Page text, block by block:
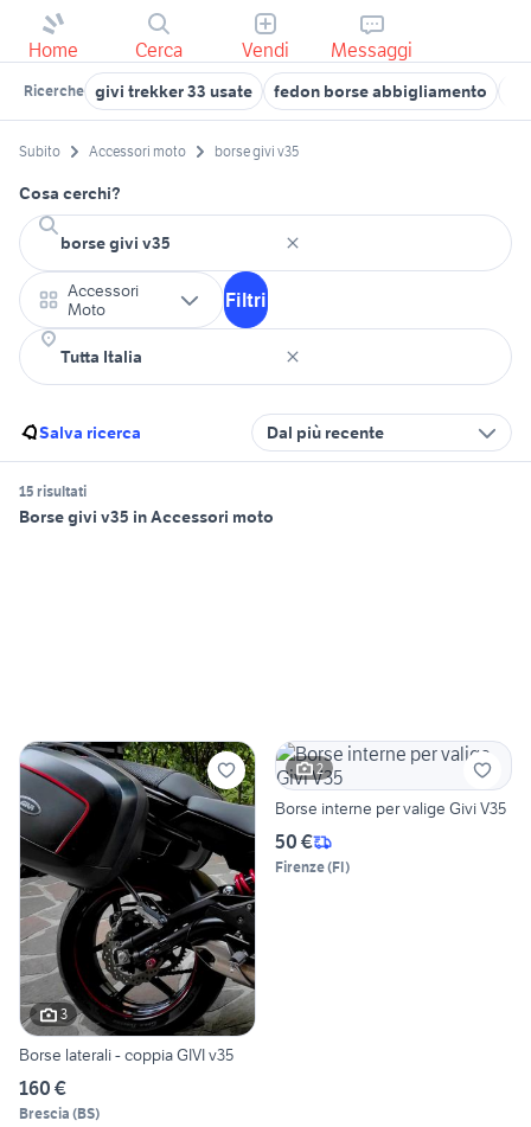
Home Cerca Vendi Messaggi
Ricerche givi trekker 33 usate fedon borse abbigliamento
Subito Accessori moto borse givi v35
Cosa cerchi?
Accessori
Moto
Filtri
Salva ricerca Dal più recente
15 risultati
Borse givi v35 in Accessori moto
3
Borse laterali - coppia GIVI v35
160 €
Brescia (BS)
2
Borse interne per valige Givi V35
50 €
Firenze(FI)